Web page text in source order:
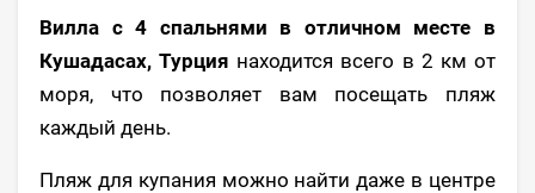
Вилла с 4 спальнями в отличном месте в
Кушадасах, Турция находится всего в 2 км от
моря, что позволяет вам посещать пляж
каждый день.
Пляж для купания можно найти даже в центре